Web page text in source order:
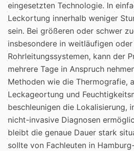
eingesetzten Technologie. In
Leckortung innerhalb weniger
sein. Bei größeren oder schwer
insbesondere in weitläufigen
Rohrleitungssystemen, kann der
mehrere Tage in Anspruch
Methoden wie die Thermografie,
Leckageortung und
beschleunigen die Lokalisierung,
nicht-invasive Diagnosen
bleibt die genaue Dauer stark
sollte von Fachleuten in